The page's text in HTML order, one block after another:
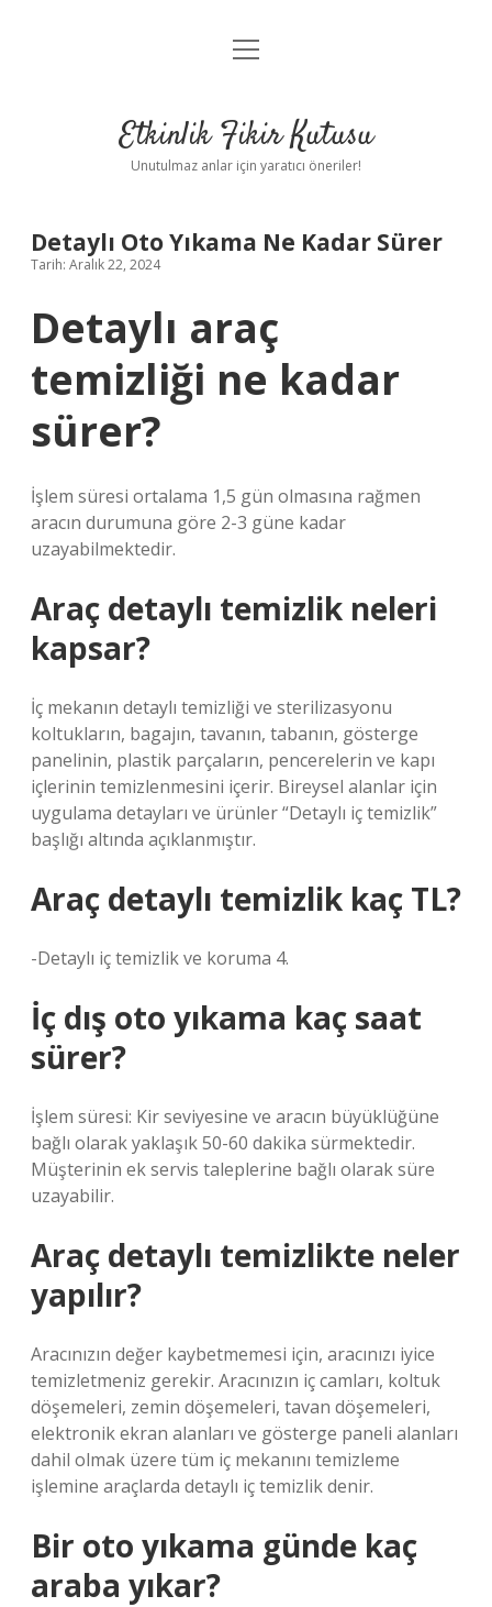
Anasayfa
Yasal Uyarı
menüyü
Etkinlik Fikir Kutusu
Unutulmaz anlar için yaratıcı öneriler!
Detaylı Oto Yıkama Ne Kadar Sürer
Tarih: Aralık 22, 2024
Detaylı araç
temizliği ne kadar
sürer?
İşlem süresi ortalama 1,5 gün olmasına rağmen
aracın durumuna göre 2-3 güne kadar
uzayabilmektedir.
Araç detaylı temizlik neleri
kapsar?
İç mekanın detaylı temizliği ve sterilizasyonu
koltukların, bagajın, tavanın, tabanın, gösterge
panelinin, plastik parçaların, pencerelerin ve kapı
içlerinin temizlenmesini içerir. Bireysel alanlar için
uygulama detayları ve ürünler “Detaylı iç temizlik”
başlığı altında açıklanmıştır.
Araç detaylı temizlik kaç TL?
-Detaylı iç temizlik ve koruma 4.
İç dış oto yıkama kaç saat
sürer?
İşlem süresi: Kir seviyesine ve aracın büyüklüğüne
bağlı olarak yaklaşık 50-60 dakika sürmektedir.
Müşterinin ek servis taleplerine bağlı olarak süre
uzayabilir.
Araç detaylı temizlikte neler
yapılır?
Aracınızın değer kaybetmemesi için, aracınızı iyice
temizletmeniz gerekir. Aracınızın iç camları, koltuk
döşemeleri, zemin döşemeleri, tavan döşemeleri,
elektronik ekran alanları ve gösterge paneli alanları
dahil olmak üzere tüm iç mekanını temizleme
işlemine araçlarda detaylı iç temizlik denir.
Bir oto yıkama günde kaç
araba yıkar?